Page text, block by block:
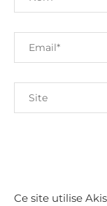
Ce site utilise